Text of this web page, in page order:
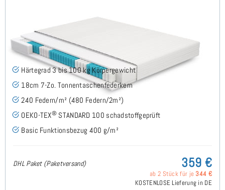
Roy H3 (Basic) TTFK-Matratze 160x200 cm
Härtegrad 3 bis 100 kg Körpergewicht
18cm 7-Zo. Tonnentaschenfederkern
240 Federn/m² (480 Federn/2m²)
OEKO-TEX® STANDARD 100 schadstoffgeprüft
Basic Funktionsbezug 400 g/m²
DHL Paket (Paketversand) 359 €
ab 2 Stück für je 344 €
KOSTENLOSE Lieferung in DE